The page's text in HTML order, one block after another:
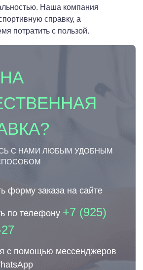
Наша компания
справку, а
потратить с пользой.
С НАМИ ЛЮБЫМ УДОБНЫМ
форму заказа на сайте
по телефону +7 (925)
с помощью мессенджеров